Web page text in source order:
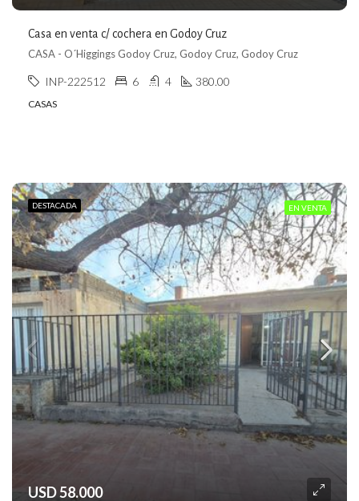
Casa en venta c/ cochera en Godoy Cruz
CASA - O´Higgings Godoy Cruz, Godoy Cruz, Godoy Cruz
INP-222512 6 4 380.00
CASAS
DESTACADA EN VENTA
USD 58.000